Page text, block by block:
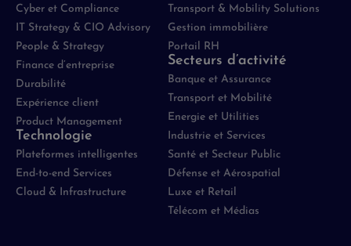
Cyber et Compliance
IT Strategy & CIO Advisory
People & Strategy
Finance d’entreprise
Durabilité
Expérience client
Product Management
Technologie
Plateformes intelligentes
End-to-end Services
Cloud & Infrastructure
Transport & Mobility Solutions
Gestion immobilière
Portail RH
Secteurs d’activité
Banque et Assurance
Transport et Mobilité
Energie et Utilities
Industrie et Services
Santé et Secteur Public
Défense et Aérospatial
Luxe et Retail
Télécom et Médias